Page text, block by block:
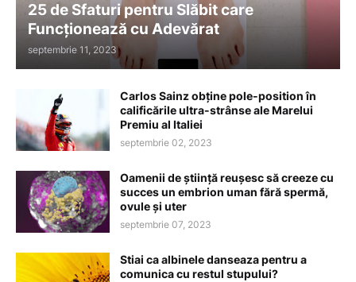
25 de Sfaturi pentru Slăbit care
Funcționează cu Adevărat
septembrie 11, 2023
Carlos Sainz obține pole-position în
calificările ultra-strânse ale Marelui
Premiu al Italiei
septembrie 02, 2023
Oamenii de știință reușesc să creeze cu
succes un embrion uman fără spermă,
ovule și uter
septembrie 07, 2023
Stiai ca albinele danseaza pentru a
comunica cu restul stupului?